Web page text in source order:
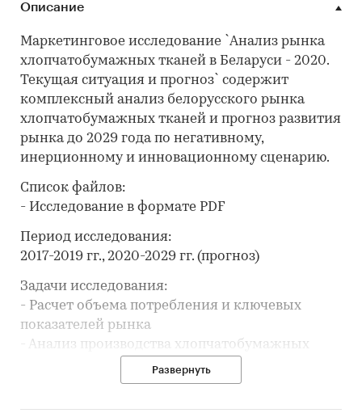
Описание
Маркетинговое исследование `Анализ рынка
хлопчатобумажных тканей в Беларуси - 2020.
Текущая ситуация и прогноз` содержит
комплексный анализ белорусского рынка
хлопчатобумажных тканей и прогноз развития
рынка до 2029 года по негативному,
инерционному и инновационному сценарию.
Список файлов:
- Исследование в формате PDF
Период исследования:
2017-2019 гг., 2020-2029 гг. (прогноз)
Задачи исследования:
- Расчет объема потребления и ключевых
показателей рынка
- Анализ производства хлопчатобумажных
- Составление списка производителей
Развернуть